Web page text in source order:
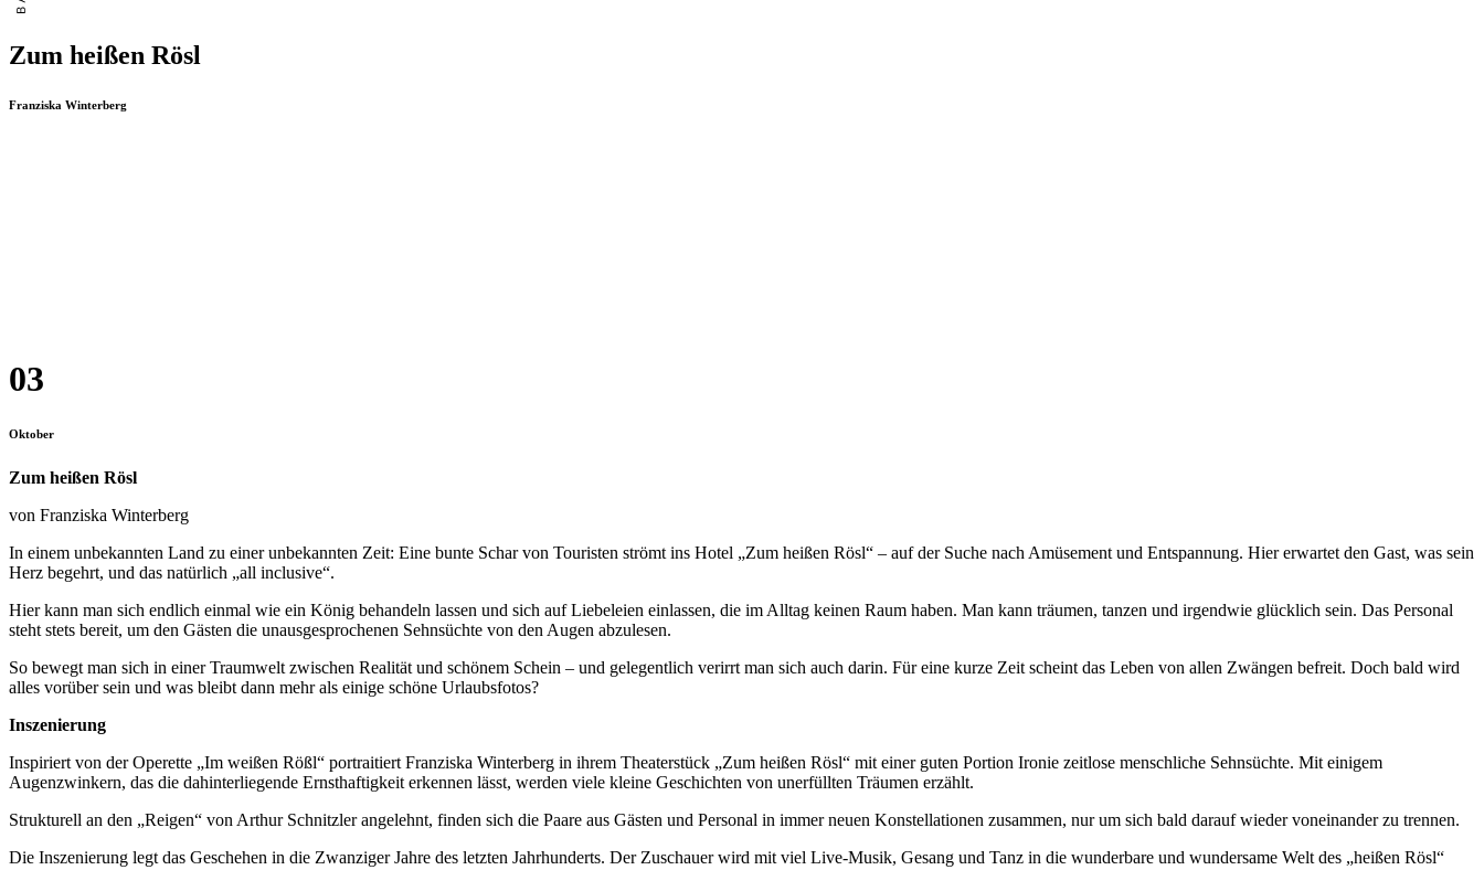
Zum heißen Rösl
Franziska Winterberg
03
Oktober
Zum heißen Rösl
von Franziska Winterberg
In einem unbekannten Land zu einer unbekannten Zeit: Eine bunte Schar von Touristen strömt ins Hotel „Zum heißen Rösl“ – auf der Suche nach Amüsement und Entspannung. Hier erwartet den Gast, was sein
Herz begehrt, und das natürlich „all inclusive“.
Hier kann man sich endlich einmal wie ein König behandeln lassen und sich auf Liebeleien einlassen, die im Alltag keinen Raum haben. Man kann träumen, tanzen und irgendwie glücklich sein. Das Personal
steht stets bereit, um den Gästen die unausgesprochenen Sehnsüchte von den Augen abzulesen.
So bewegt man sich in einer Traumwelt zwischen Realität und schönem Schein – und gelegentlich verirrt man sich auch darin. Für eine kurze Zeit scheint das Leben von allen Zwängen befreit. Doch bald wird
alles vorüber sein und was bleibt dann mehr als einige schöne Urlaubsfotos?
Inszenierung
Inspiriert von der Operette „Im weißen Rößl“ portraitiert Franziska Winterberg in ihrem Theaterstück „Zum heißen Rösl“ mit einer guten Portion Ironie zeitlose menschliche Sehnsüchte. Mit einigem
Augenzwinkern, das die dahinterliegende Ernsthaftigkeit erkennen lässt, werden viele kleine Geschichten von unerfüllten Träumen erzählt.
Strukturell an den „Reigen“ von Arthur Schnitzler angelehnt, finden sich die Paare aus Gästen und Personal in immer neuen Konstellationen zusammen, nur um sich bald darauf wieder voneinander zu trennen.
Die Inszenierung legt das Geschehen in die Zwanziger Jahre des letzten Jahrhunderts. Der Zuschauer wird mit viel Live-Musik, Gesang und Tanz in die wunderbare und wundersame Welt des „heißen Rösl“